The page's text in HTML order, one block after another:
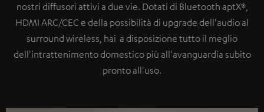
nostri diffusori attivi a due vie. Dotati di Bluetooth aptX®,
HDMI ARC/CEC e della possibilità di upgrade dell'audio al
surround wireless, hai a disposizione tutto il meglio
dell'intrattenimento domestico più all'avanguardia subito
pronto all'uso.